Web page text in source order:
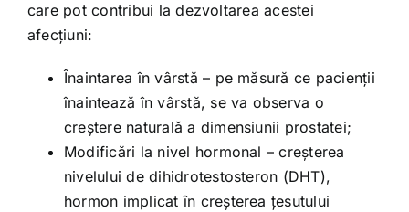
care pot contribui la dezvoltarea acestei
afecțiuni:
Înaintarea în vârstă – pe măsură ce pacienții
înaintează în vârstă, se va observa o
creștere naturală a dimensiunii prostatei;
Modificări la nivel hormonal – creșterea
nivelului de dihidrotestosteron (DHT),
hormon implicat în creșterea țesutului